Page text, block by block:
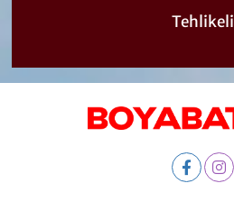
Tehlikeli